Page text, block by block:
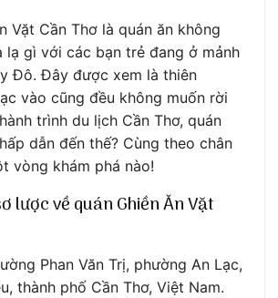
Vặt Cần Thơ là quán ăn không
lạ gì với các bạn trẻ đang ở mảnh
Đô. Đây được xem là thiên
vào cũng đều không muốn rời
trình du lịch Cần Thơ, quán
dẫn đến thế? Cùng theo chân
vòng khám phá nào!
lược về quán Ghiền Ăn Vặt
Phan Văn Trị, phường An Lạc,
thành phố Cần Thơ, Việt Nam.